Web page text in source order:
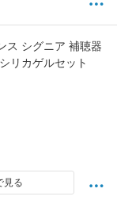
ス シグニア 補聴器
リカゲルセット
見る